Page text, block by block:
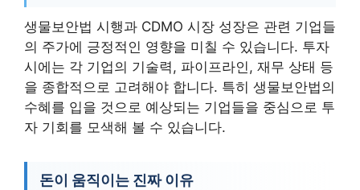
생물보안법 시행과 CDMO 시장 성장은 관련 기업들
의 주가에 긍정적인 영향을 미칠 수 있습니다. 투자
시에는 각 기업의 기술력, 파이프라인, 재무 상태 등
을 종합적으로 고려해야 합니다. 특히 생물보안법의
수혜를 입을 것으로 예상되는 기업들을 중심으로 투
자 기회를 모색해 볼 수 있습니다.
돈이 움직이는 진짜 이유